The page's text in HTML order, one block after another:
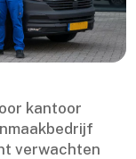
kantoor
verwachten